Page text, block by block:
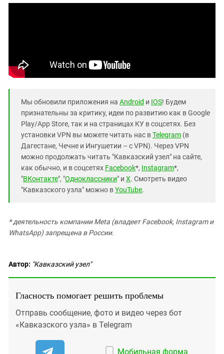
Мы обновили приложения на Android и IOS! Будем
признательны за критику, идеи по развитию как в Google
Play/App Store, так и на страницах КУ в соцсетях. Без
установки VPN вы можете читать нас вTelegram (в
Дагестане, Чечне и Ингушетии – с VPN). Через VPN
можно продолжать читать "Кавказский узел" на сайте,
как обычно, и в соцсетях Facebook*, Instagram*,
"ВКонтакте", "Одноклассники" и X. Смотреть видео
"Кавказского узла" можно вYouTube.
* деятельность компании Meta (владеет Facebook, Instagram и
WhatsApp) запрещена в России.
Автор: "Кавказский узел"
Гласность помогает решить проблемы
Отправь сообщение, фото и видео через бот
«Кавказского узла» в Telegram
Мобильная форма